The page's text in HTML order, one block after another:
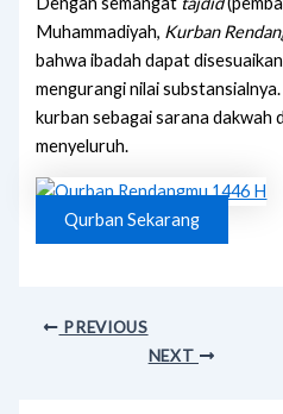
Muhammadiyah, Kurban
bahwa ibadah dapat
mengurangi nilai
kurban sebagai sarana dakwah
menyeluruh.
Qurban Sekarang
PREVIOUS
NEXT